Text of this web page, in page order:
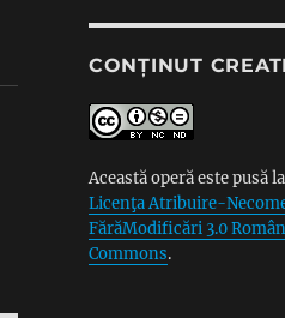
CONȚINUT
Această operă este pusă
Licenţa Atribuire-
FărăModificări 3.0
Commons.